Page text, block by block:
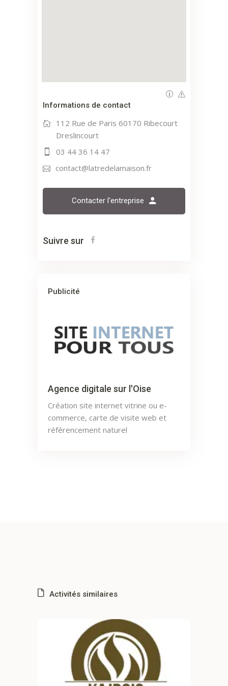
Informations de contact
112 Rue de Paris 60170 Ribecourt
Dreslincourt
03 44 36 14 47
contact@latredelamaison.fr
Contacter l'entreprise
Suivre sur
Publicité
Agence digitale sur l'Oise
Création site internet vitrine ou e-
commerce, carte de visite web et
référencement naturel
Activités similaires